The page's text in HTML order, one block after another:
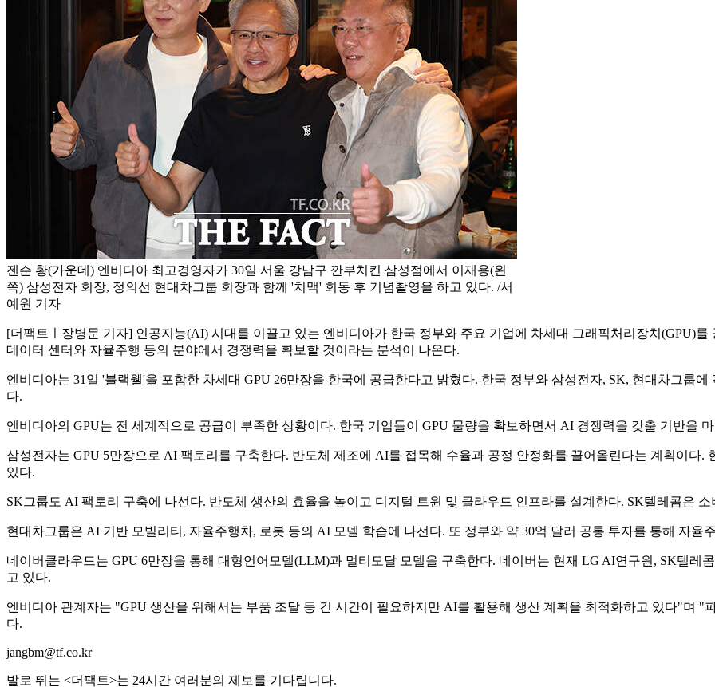
젠슨 황(가운데) 엔비디아 최고경영자가 30일 서울 강남구 깐부치킨 삼성점에서 이재용(왼
쪽) 삼성전자 회장, 정의선 현대차그룹 회장과 함께 '치맥' 회동 후 기념촬영을 하고 있다. /서
예원 기자
[더팩트ㅣ장병문 기자] 인공지능(AI) 시대를 이끌고 있는 엔비디아가 한국 정부와 주요 기업에 차세대 그래픽처리장치(GPU)
데이터 센터와 자율주행 등의 분야에서 경쟁력을 확보할 것이라는 분석이 나온다.
엔비디아는 31일 '블랙웰'을 포함한 차세대 GPU 26만장을 한국에 공급한다고 밝혔다. 한국 정부와 삼성전자, SK, 현대차그룹
다.
엔비디아의 GPU는 전 세계적으로 공급이 부족한 상황이다. 한국 기업들이 GPU 물량을 확보하면서 AI 경쟁력을 갖출 기반을
삼성전자는 GPU 5만장으로 AI 팩토리를 구축한다. 반도체 제조에 AI를 접목해 수율과 공정 안정화를 끌어올린다는 계획이다
있다.
SK그룹도 AI 팩토리 구축에 나선다. 반도체 생산의 효율을 높이고 디지털 트윈 및 클라우드 인프라를 설계한다. SK텔레콤은
현대차그룹은 AI 기반 모빌리티, 자율주행차, 로봇 등의 AI 모델 학습에 나선다. 또 정부와 약 30억 달러 공통 투자를 통해 자율
네이버클라우드는 GPU 6만장을 통해 대형언어모델(LLM)과 멀티모달 모델을 구축한다. 네이버는 현재 LG AI연구원, SK텔레
고 있다.
엔비디아 관계자는 "GPU 생산을 위해서는 부품 조달 등 긴 시간이 필요하지만 AI를 활용해 생산 계획을 최적화하고 있다"며
다.
jangbm@tf.co.kr
발로 뛰는 <더팩트>는 24시간 여러분의 제보를 기다립니다.